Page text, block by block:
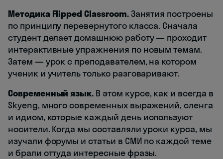
Методика Flipped Classroom. Занятия построены
по принципу перевернутого класса. Сначала
студент делает домашнюю работу — проходит
интерактивные упражнения по новым темам.
Затем — урок с преподавателем, на котором
ученик и учитель только разговаривают.
Современный язык. В этом курсе, как и всегда в
Skyeng, много современных выражений, сленга
и идиом, которые каждый день используют
носители. Когда мы составляли уроки курса, мы
изучали форумы и статьи в СМИ по каждой теме
и брали оттуда интересные фразы.